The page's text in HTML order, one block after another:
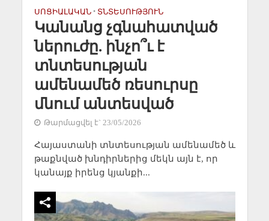
ՍՈՑԻԱԼԱԿԱՆ • ՏՆՏԵՍՈՒԹՅՈՒՆ
Կանանց չգնահատված
ներուժը. ինչո՞ւ է
տնտեսության
ամենամեծ ռեսուրսը
մնում անտեսված
Թարմացվել է` 23/05/2026
Հայաստանի տնտեսության ամենամեծ և
թաքնված խնդիրներից մեկն այն է, որ
կանայք իրենց կյանքի...